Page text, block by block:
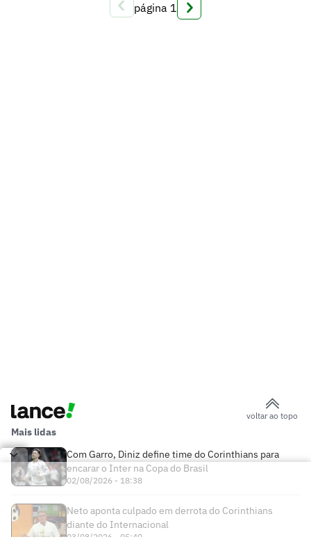
página 1
voltar ao topo
Mais lidas
Com Garro, Diniz define time do Corinthians para
encarar o Inter na Copa do Brasil
02/08/2026 - 18:38
Neto aponta culpado em derrota do Corinthians
diante do Internacional
03/08/2026 - 05:40